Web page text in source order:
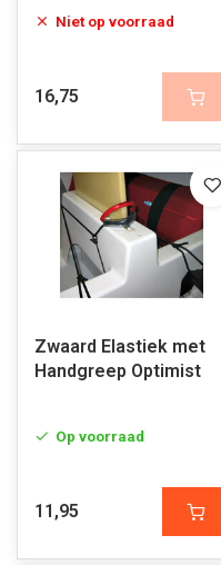
Niet op voorraad
16,75
Zwaard Elastiek met
Handgreep Optimist
Op voorraad
11,95